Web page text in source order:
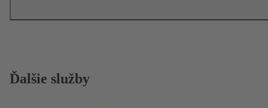
Ďalšie služby